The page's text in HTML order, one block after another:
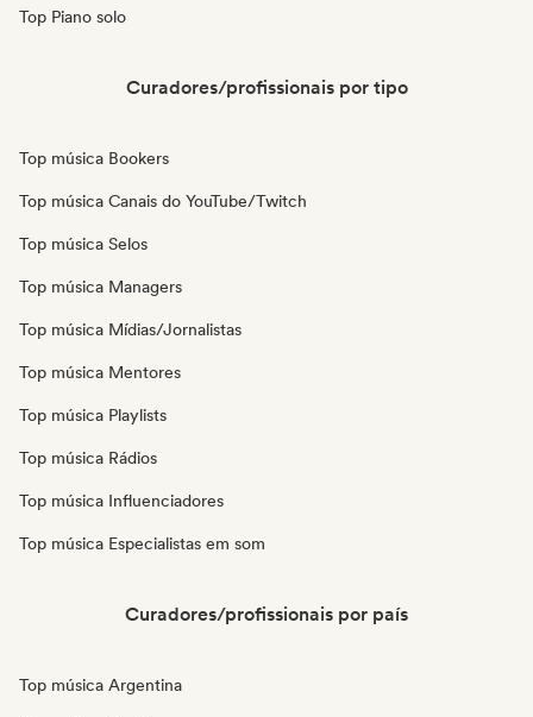
Top Piano solo
Curadores/profissionais por tipo
Top música Bookers
Top música Canais do YouTube/Twitch
Top música Selos
Top música Managers
Top música Mídias/Jornalistas
Top música Mentores
Top música Playlists
Top música Rádios
Top música Influenciadores
Top música Especialistas em som
Curadores/profissionais por país
Top música Argentina